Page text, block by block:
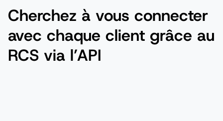
Cherchez à vous connecter
avec chaque client grâce au
RCS via l’API